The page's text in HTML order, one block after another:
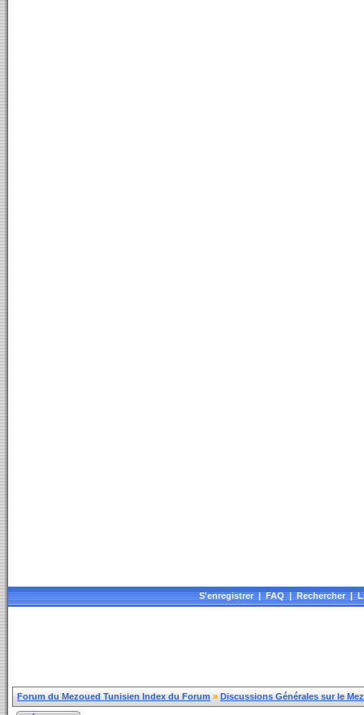
S'enregistrer|FAQ|Rechercher|
Forum du Mezoued Tunisien Index du Forum » Discussions Générales sur le